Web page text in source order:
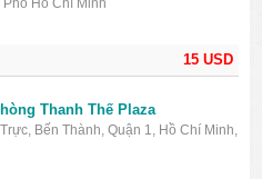
15 USD
Hồ Chí Minh
Thanh Thế Plaza
Bến Thành, Quận 1, Hồ Chí Minh,